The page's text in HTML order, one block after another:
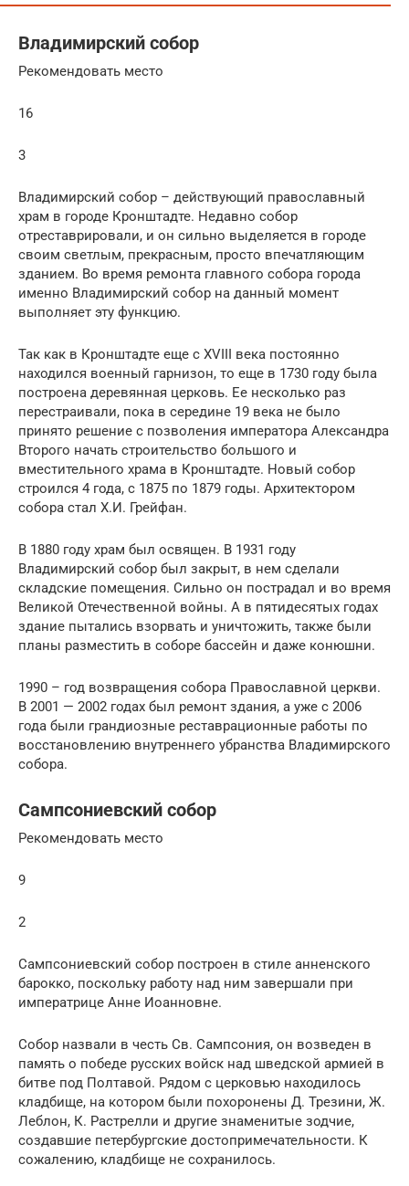
Владимирский собор
Рекомендовать место
16
3
Владимирский собор – действующий православный
храм в городе Кронштадте. Недавно собор
отреставрировали, и он сильно выделяется в городе
своим светлым, прекрасным, просто впечатляющим
зданием. Во время ремонта главного собора города
именно Владимирский собор на данный момент
выполняет эту функцию.
Так как в Кронштадте еще с XVIII века постоянно
находился военный гарнизон, то еще в 1730 году была
построена деревянная церковь. Ее несколько раз
перестраивали, пока в середине 19 века не было
принято решение с позволения императора Александра
Второго начать строительство большого и
вместительного храма в Кронштадте. Новый собор
строился 4 года, с 1875 по 1879 годы. Архитектором
собора стал Х.И. Грейфан.
В 1880 году храм был освящен. В 1931 году
Владимирский собор был закрыт, в нем сделали
складские помещения. Сильно он пострадал и во время
Великой Отечественной войны. А в пятидесятых годах
здание пытались взорвать и уничтожить, также были
планы разместить в соборе бассейн и даже конюшни.
1990 – год возвращения собора Православной церкви.
В 2001 — 2002 годах был ремонт здания, а уже с 2006
года были грандиозные реставрационные работы по
восстановлению внутреннего убранства Владимирского
собора.
Сампсониевский собор
Рекомендовать место
9
2
Сампсониевский собор построен в стиле анненского
барокко, поскольку работу над ним завершали при
императрице Анне Иоанновне.
Собор назвали в честь Св. Сампсония, он возведен в
память о победе русских войск над шведской армией в
битве под Полтавой. Рядом с церковью находилось
кладбище, на котором были похоронены Д. Трезини, Ж.
Леблон, К. Растрелли и другие знаменитые зодчие,
создавшие петербургские достопримечательности. К
сожалению, кладбище не сохранилось.